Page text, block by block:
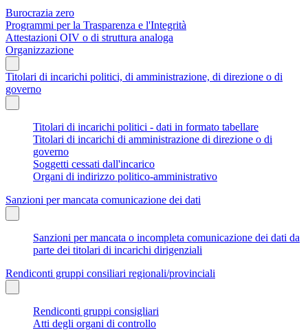
Burocrazia zero
Programmi per la Trasparenza e l'Integrità
Attestazioni OIV o di struttura analoga
Organizzazione
Titolari di incarichi politici, di amministrazione, di direzione o di
governo
Titolari di incarichi politici - dati in formato tabellare
Titolari di incarichi di amministrazione di direzione o di
governo
Soggetti cessati dall'incarico
Organi di indirizzo politico-amministrativo
Sanzioni per mancata comunicazione dei dati
Sanzioni per mancata o incompleta comunicazione dei dati da
parte dei titolari di incarichi dirigenziali
Rendiconti gruppi consiliari regionali/provinciali
Rendiconti gruppi consigliari
Atti degli organi di controllo